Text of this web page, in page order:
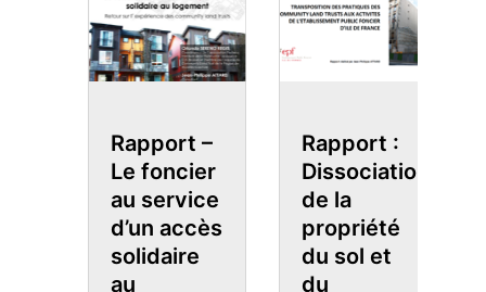
Rapport –
Le foncier
au service
d’un accès
solidaire
au
Rapport :
Dissociation
de la
propriété
du sol et
du